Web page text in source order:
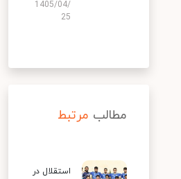
1405/04/
25
مطالب مرتبط
استقلال در